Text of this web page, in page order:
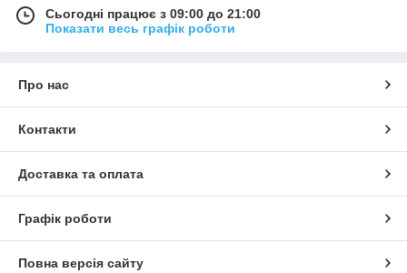
Сьогодні працює з 09:00 до 21:00
Показати весь графік роботи
Про нас
Контакти
Доставка та оплата
Графік роботи
Повна версія сайту